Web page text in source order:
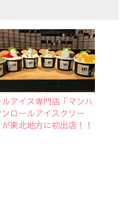
ルアイス専門店「マンハ
ンロールアイスクリー
東北地方に初出店！！